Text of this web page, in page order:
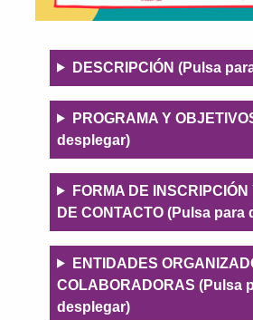
Descripció
DESCRIPCIÓN (Pulsa
Programa y
Objetivos
PROGRAMA Y
desplegar)
Forma de inscripción
contacto
FORMA DE
DE CONTACTO (Pulsa para
Entidades
colaboradoras
ENTIDADES
COLABORADORAS (Pulsa
desplegar)